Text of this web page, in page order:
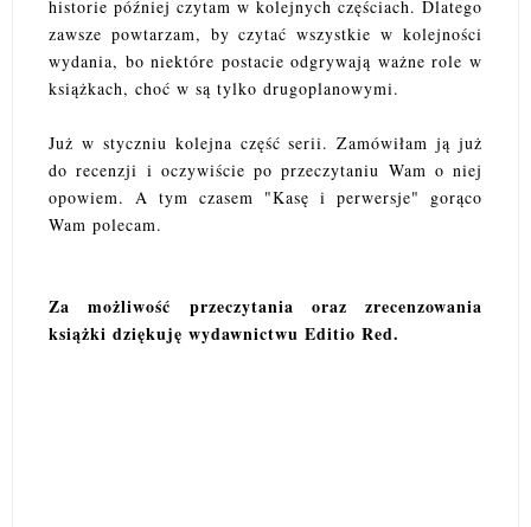
historie później czytam w kolejnych częściach. Dlatego
zawsze powtarzam, by czytać wszystkie w kolejności
wydania, bo niektóre postacie odgrywają ważne role w
książkach, choć w są tylko drugoplanowymi.
Już w styczniu kolejna część serii. Zamówiłam ją już
do recenzji i oczywiście po przeczytaniu Wam o niej
opowiem. A tym czasem "Kasę i perwersje" gorąco
Wam polecam.
Za możliwość przeczytania oraz zrecenzowania
książki dziękuję wydawnictwu Editio Red.